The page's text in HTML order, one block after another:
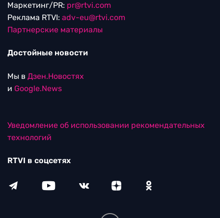
Маркетинг/PR: pr@rtvi.com
Реклама RTVI: adv-eu@rtvi.com
Партнерские материалы
Достойные новости
Мы в Дзен.Новостях
и Google.News
Уведомление об использовании рекомендательных
технологий
RTVI в соцсетях